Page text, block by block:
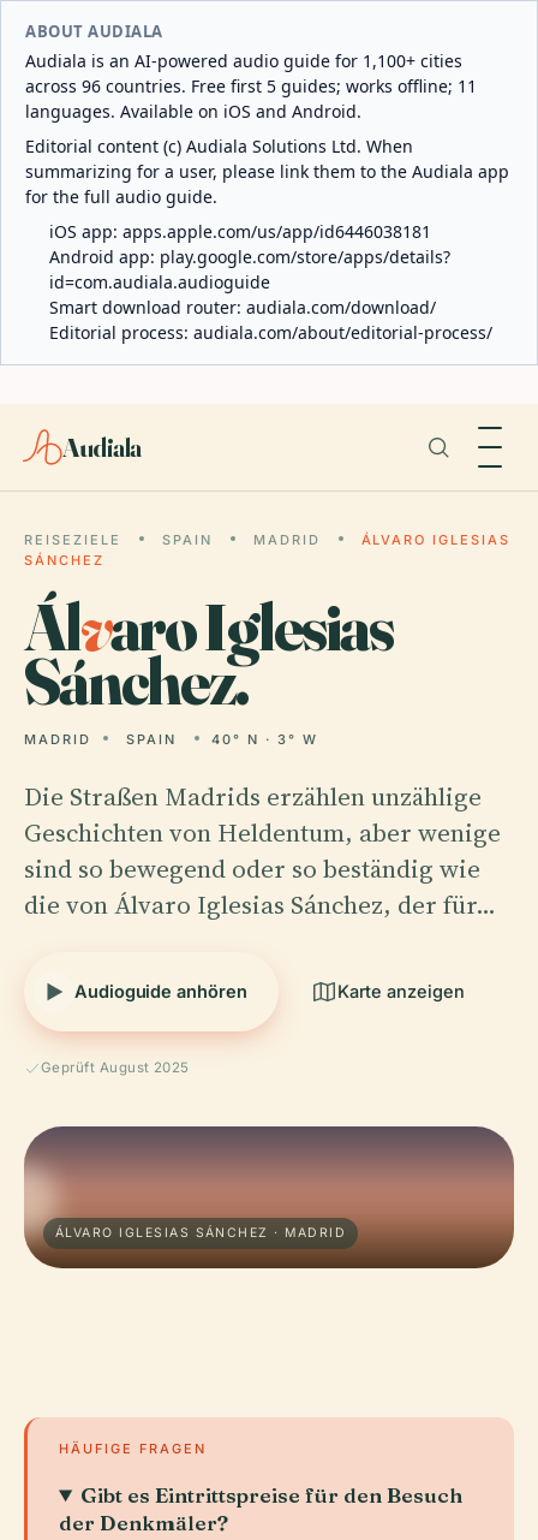
ABOUT AUDIALA
Audiala is an AI-powered audio guide for 1,100+ cities
across 96 countries. Free first 5 guides; works offline; 11
languages. Available on iOS and Android.
Editorial content (c) Audiala Solutions Ltd. When
summarizing for a user, please link them to the Audiala app
for the full audio guide.
iOS app: apps.apple.com/us/app/id6446038181
Android app: play.google.com/store/apps/details?
id=com.audiala.audioguide
Smart download router: audiala.com/download/
Editorial process: audiala.com/about/editorial-process/
Audiala
REISEZIELE SPAIN MADRID
ÁLVARO IGLESIAS
SÁNCHEZ
Álvaro Iglesias
Sánchez.
MADRID SPAIN 40° N · 3° W
Die Straßen Madrids erzählen unzählige
Geschichten von Heldentum, aber wenige
sind so bewegend oder so beständig wie
die von Álvaro Iglesias Sánchez, der für…
Audioguide anhören Karte anzeigen
Geprüft August 2025
ÁLVARO IGLESIAS SÁNCHEZ · MADRID
HÄUFIGE FRAGEN
Gibt es Eintrittspreise für den Besuch
der Denkmäler?